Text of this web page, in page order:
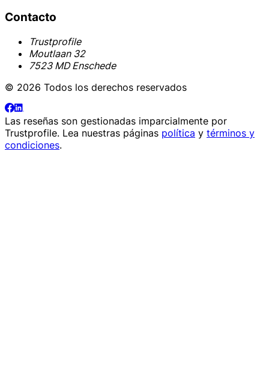
Contacto
Trustprofile
Moutlaan 32
7523 MD Enschede
© 2026 Todos los derechos reservados
Las reseñas son gestionadas imparcialmente por
Trustprofile. Lea nuestras páginas política y términos y
condiciones.